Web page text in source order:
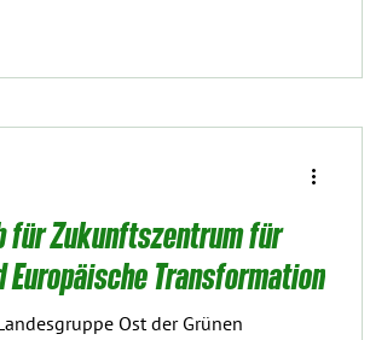
Zukunftszentrum für
Europäische Transformation
Ost der Grünen